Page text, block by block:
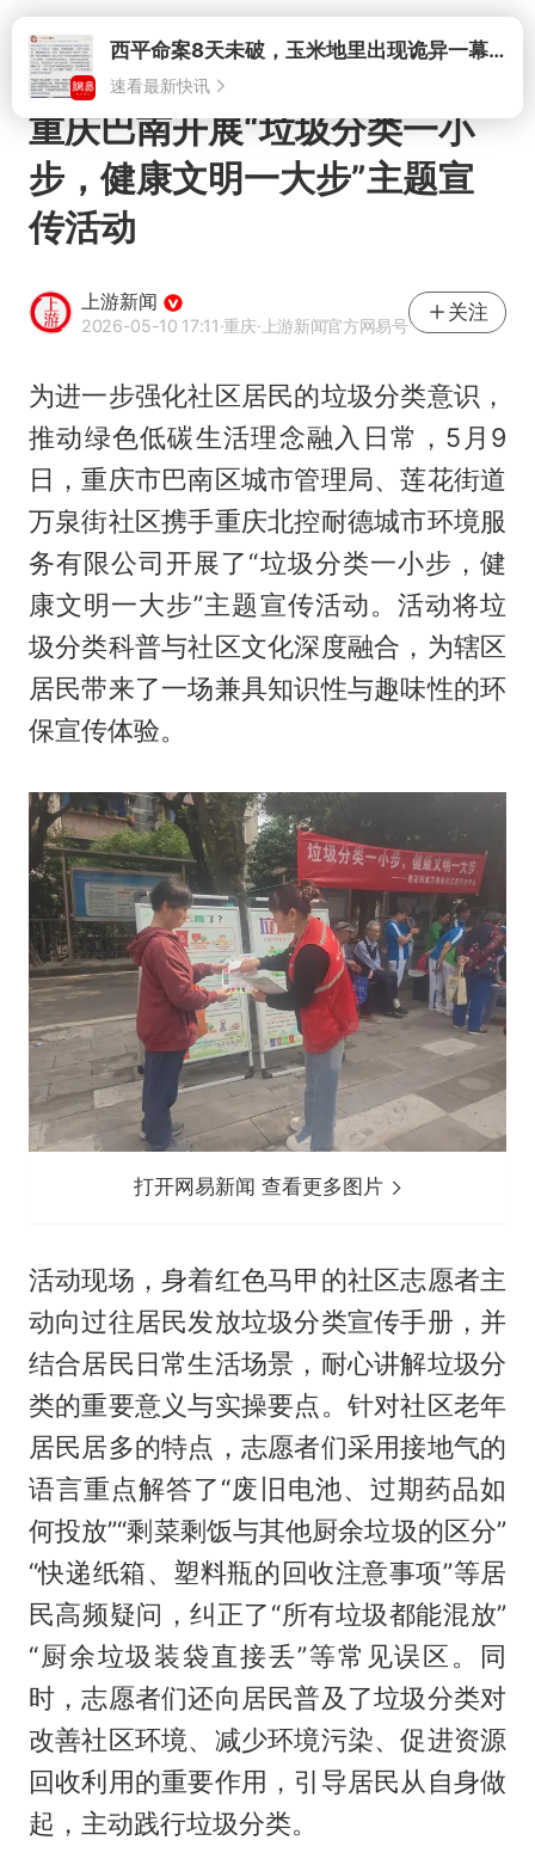
打开西平命案8天未破，玉米地里出现诡异一幕，我突然想起了欧金中
速看最新快讯
重庆巴南开展“垃圾分类一小
步，健康文明一大步”主题宣
传活动
上游新闻
2026-05-10 17:11·重庆·上游新闻官方网易号
关注
为进一步强化社区居民的垃圾分类意识，
推动绿色低碳生活理念融入日常，5月9
日，重庆市巴南区城市管理局、莲花街道
万泉街社区携手重庆北控耐德城市环境服
务有限公司开展了“垃圾分类一小步，健
康文明一大步”主题宣传活动。活动将垃
圾分类科普与社区文化深度融合，为辖区
居民带来了一场兼具知识性与趣味性的环
保宣传体验。
打开网易新闻 查看更多图片
活动现场，身着红色马甲的社区志愿者主
动向过往居民发放垃圾分类宣传手册，并
结合居民日常生活场景，耐心讲解垃圾分
类的重要意义与实操要点。针对社区老年
居民居多的特点，志愿者们采用接地气的
语言重点解答了“废旧电池、过期药品如
何投放”“剩菜剩饭与其他厨余垃圾的区分”
“快递纸箱、塑料瓶的回收注意事项”等居
民高频疑问，纠正了“所有垃圾都能混放”
“厨余垃圾装袋直接丢”等常见误区。同
时，志愿者们还向居民普及了垃圾分类对
改善社区环境、减少环境污染、促进资源
回收利用的重要作用，引导居民从自身做
起，主动践行垃圾分类。